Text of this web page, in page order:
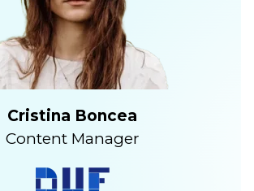
Cristina Boncea
Content Manager